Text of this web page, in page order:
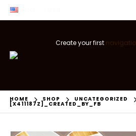
Create your first
HOME SHOP UNCATEGORIZED
[X411187Z]_CREATED_BY_FB